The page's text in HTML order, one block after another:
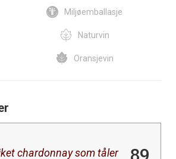
Miljøemballasje
Naturvin
Oransjevin
chardonnay som tåler